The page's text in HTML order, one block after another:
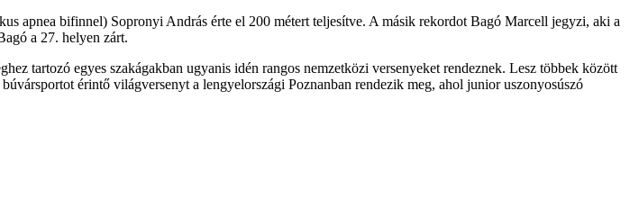
apnea bifinnel) Sopronyi András érte el 200 métert teljesítve. A másik rekordot Bagó Marcell jegyzi, aki a
a 27. helyen zárt.
tartozó egyes szakágakban ugyanis idén rangos nemzetközi versenyeket rendeznek. Lesz többek között
érintő világversenyt a lengyelországi Poznanban rendezik meg, ahol junior uszonyosúszó